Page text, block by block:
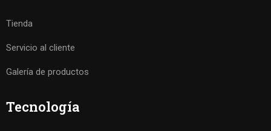
Tienda
Servicio al cliente
Galería de productos
Tecnología